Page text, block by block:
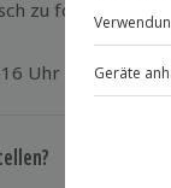
für 1 Person.
zu folgenden
Uhr